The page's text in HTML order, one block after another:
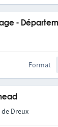
-
Format
de Dreux